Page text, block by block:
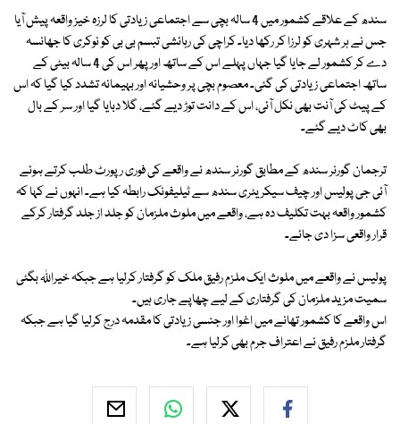
سندھ کے علاقے کشمور میں 4 سالہ بچی سے اجتماعی زیادتی کا لرزہ خیز واقعہ پیش آیا
جس نے ہر شہری کو لرزا کر رکھا دیا۔ کراچی کی رہائشی تبسم بی بی کو نوکری کا جھانسہ
دے کر کشمور لے جایا گیا جہاں پہلے اس کے ساتھ اور پھر اس کی 4 سالہ بیٹی کے
ساتھ اجتماعی زیادتی کی گئی۔ معصوم بچی پر وحشیانہ اور بہیمانہ تشدد کیا گیا کہ اس
کے پیٹ کی آنت بھی نکل آئی، اس کے دانت توڑ دیے گئے، گلا دبایا گیا اور سر کے بال
بھی کاٹ دیے گئے۔
ترجمان گورنر سندھ کے مطابق گورنر سندھ نے واقعے کی فوری رپورٹ طلب کرتے ہوئے
آئی جی پولیس اور چیف سیکریٹری سندھ سے ٹیلیفونک رابطہ کیا ہے۔ انہوں نے کہا کہ
کشمور واقعہ بہت تکلیف دہ ہے، واقعے میں ملوث ملزمان کو جلد از جلد گرفتار کرکے
قرار واقعی سزا دی جائے۔
پولیس نے واقعے میں ملوث ایک ملزم رفیق ملک کو گرفتار کرلیا ہے جبکہ خیراللہ بگٹی
سمیت مزید ملزمان کی گرفتاری کے لیے چھاپے جاری ہیں۔
اس واقعے کا کشمور تھانے میں اغوا اور جنسی زیادتی کا مقدمہ درج کرلیا گیا ہے جبکہ
گرفتار ملزم رفیق نے اعتراف جرم بھی کرلیا ہے۔